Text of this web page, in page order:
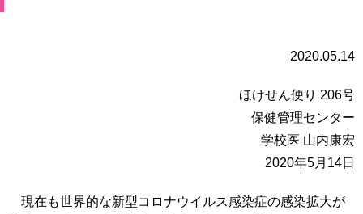
育
者
2020.05.14
ほけせん便り 206号
保健管理センター
学校医 山内康宏
2020年5月14日
現在も世界的な新型コロナウイルス感染症の感染拡大が